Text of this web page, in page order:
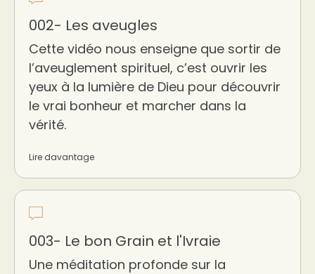
002- Les aveugles
Cette vidéo nous enseigne que sortir de
l’aveuglement spirituel, c’est ouvrir les
yeux à la lumière de Dieu pour découvrir
le vrai bonheur et marcher dans la
vérité.
Lire davantage
003- Le bon Grain et l'Ivraie
Une méditation profonde sur la